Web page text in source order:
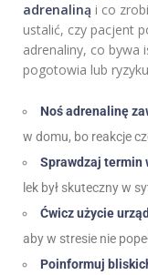
adrenaliną i co
ustalić, czy pacjent
adrenaliny, co bywa
pogotowia lub
Noś adrenalinę
w domu, bo reakcje
Sprawdzaj termin
lek był skuteczny w
Ćwicz użycie
aby w stresie nie
Poinformuj